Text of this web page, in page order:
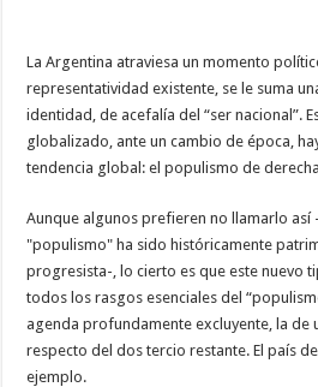
La Argentina atraviesa un momento
representatividad existente, se le suma
identidad, de acefalía del “ser nacional”.
globalizado, ante un cambio de época,
tendencia global: el populismo de
Aunque algunos prefieren no llamarlo
"populismo" ha sido históricamente
progresista-, lo cierto es que este nuevo
todos los rasgos esenciales del
agenda profundamente excluyente, la de
respecto del dos tercio restante. El país
ejemplo.